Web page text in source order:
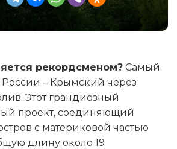
рекордсменом? Самый
– Крымский через
Этот грандиозный
проект, соединяющий
с материковой частью
длину около 19